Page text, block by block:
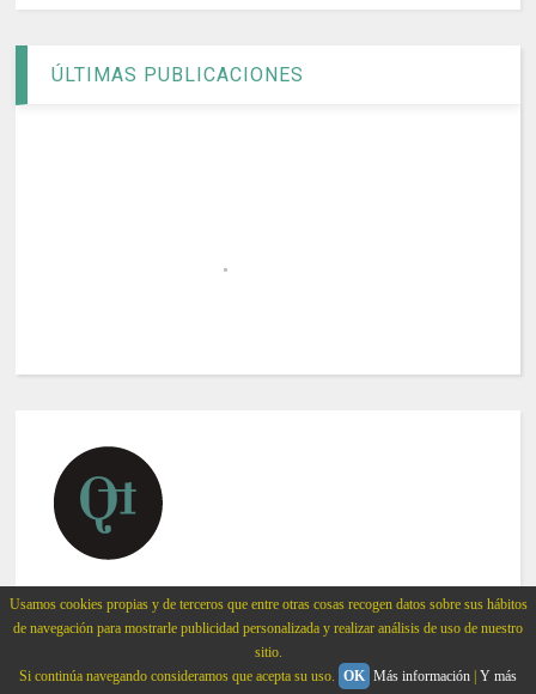
Usamos cookies propias y de terceros que entre otras cosas recogen datos sobre sus hábitos
de navegación para mostrarle publicidad personalizada y realizar análisis de uso de nuestro
sitio.
Si continúa navegando consideramos que acepta su uso. OK Más información Y más
ÚLTIMAS PUBLICACIONES
2015 Quinta trends
All rights reserved.